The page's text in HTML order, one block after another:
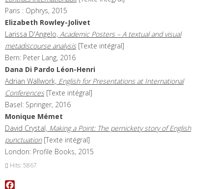
Paris : Ophrys, 2015
Elizabeth Rowley-Jolivet
Larissa D'Angelo, Academic Posters – A textual and visual
metadiscourse analysis [Texte intégral]
Bern: Peter Lang, 2016
Dana Di Pardo Léon-Henri
Adrian Wallwork, English for Presentations at International
Conferences [Texte intégral]
Basel: Springer, 2016
Monique Mémet
David Crystal, Making a Point: The pernickety story of English
punctuation [Texte intégral]
London: Profile Books, 2015
Hits: 5867